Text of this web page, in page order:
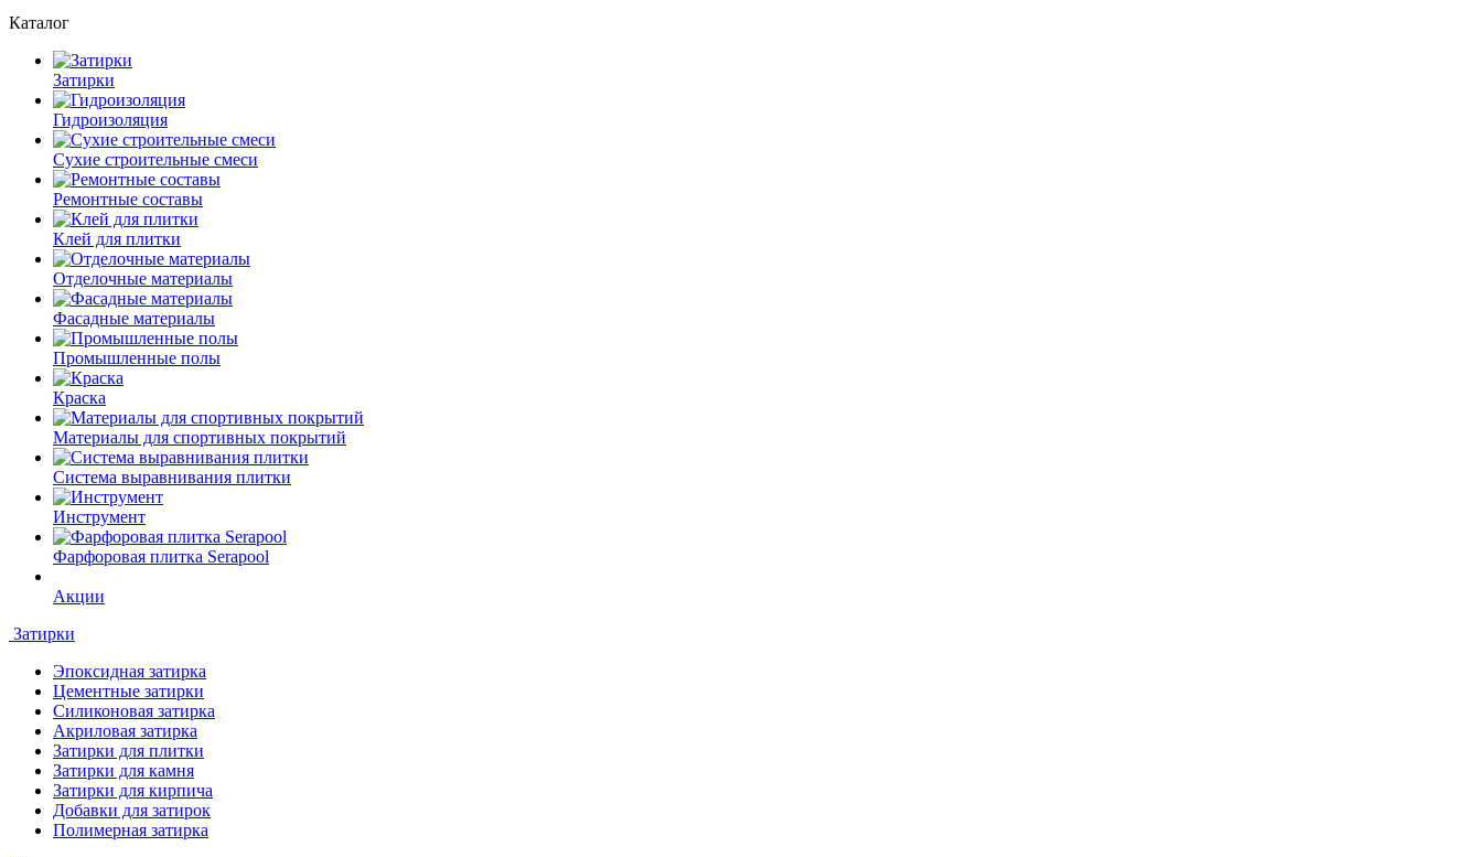
Каталог
Затирки
Гидроизоляция
Сухие строительные смеси
Ремонтные составы
Клей для плитки
Отделочные материалы
Фасадные материалы
Промышленные полы
Краска
Материалы для спортивных покрытий
Система выравнивания плитки
Инструмент
Фарфоровая плитка Serapool
Акции
Затирки
Эпоксидная затирка
Цементные затирки
Силиконовая затирка
Акриловая затирка
Затирки для плитки
Затирки для камня
Затирки для кирпича
Добавки для затирок
Полимерная затирка